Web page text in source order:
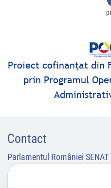
Proiect cofinanţat din
prin Programul
Contact
Parlamentul României SENAT